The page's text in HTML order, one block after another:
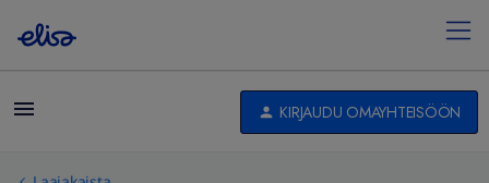
KIRJAUDU OMAYHTEISÖÖN